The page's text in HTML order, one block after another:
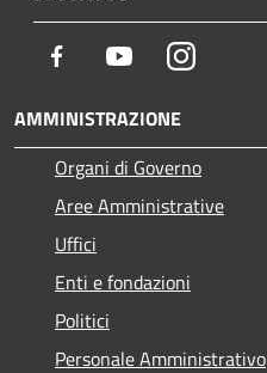
Facebook YoutubeInstagram
AMMINISTRAZIONE
Organi di Governo
Aree Amministrative
Uffici
Enti e fondazioni
Politici
Personale Amministrativo